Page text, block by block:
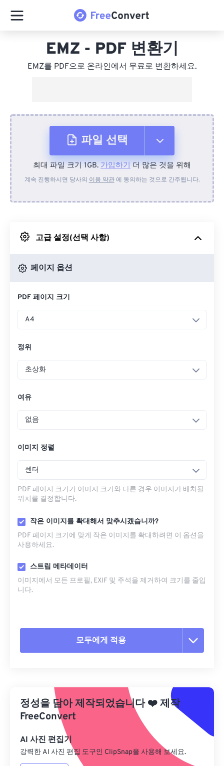
EMZ - PDF 변환기
EMZ를 PDF으로 온라인에서 무료로 변환하세요.
파일 선택
장치에서
Google 드라이브에서
최대 파일 크기 1GB. 가입하기 더 많은 것을 위해
계속 진행하시면 당사의 이용 약관에 동의하는 것으로 간주됩니다.
고급 설정(선택 사항)
페이지 옵션
PDF 페이지 크기
A4
정위
초상화
여유
없음
이미지 정렬
센터
PDF 페이지 크기가 이미지 크기와 다른 경우 이미지가 배치될
위치를 결정합니다.
작은 이미지를 확대해서 맞추시겠습니까?
PDF 페이지 크기에 맞게 작은 이미지를 확대하려면 이 옵션을
사용하세요.
스트립 메타데이터
이미지에서 모든 프로필, EXIF ​​및 주석을 제거하여 크기를 줄입
니다.
모두에게 적용
사전 설정에서 적용
사전 설정으로 저장
정성을 담아 제작되었습니다❤️제작
FreeConvert
AI 사진 편집기
강력한 AI 사진 편집 도구인 ClipSnap을 사용해 보세요.